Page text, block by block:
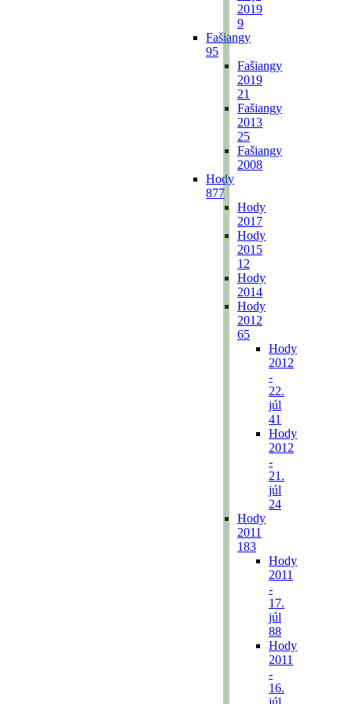
2019
9
Fašiangy
95
Fašiangy
2019
21
Fašiangy
2013
25
Fašiangy
2008
Hody
877
Hody
2017
Hody
2015
12
Hody
2014
Hody
2012
65
Hody
2012
-
22.
júl
41
Hody
2012
-
21.
júl
24
Hody
2011
183
Hody
2011
-
17.
júl
88
Hody
2011
-
16.